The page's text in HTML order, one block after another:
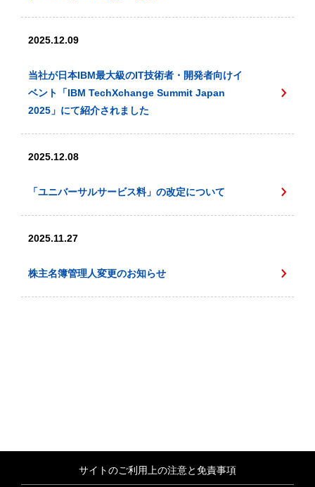
2025.12.09
当社が日本IBM最大級のIT技術者・開発者向けイ
ベント「IBM TechXchange Summit Japan
2025」にて紹介されました
2025.12.08
「ユニバーサルサービス料」の改定について
2025.11.27
株主名簿管理人変更のお知らせ
サイトのご利用上の注意と免責事項